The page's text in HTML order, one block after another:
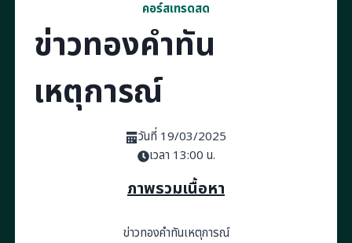
คอร์สเทรดสด
ข่าวทองคำทัน
เหตุการณ์
วันที่ 19/03/2025
เวลา 13:00 น.
ภาพรวมเนื้อหา
ข่าวทองคำทันเหตุการณ์